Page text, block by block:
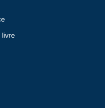
livre